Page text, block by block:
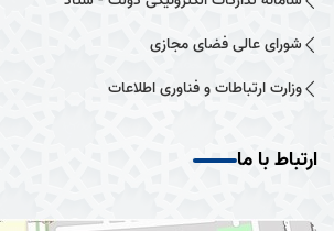
شورای عالی فضای مجازی
وزارت ارتباطات و فناوری اطلاعات
ارتباط با ما